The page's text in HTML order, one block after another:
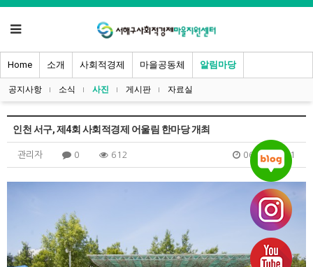
Home 소개 사회적경제 마을공동체 알림마당
공지사항 소식 사진 게시판 자료실
인천 서구, 제4회 사회적경제 어울림 한마당 개최
관리자 0 612 06.17 13:21